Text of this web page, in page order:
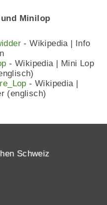
Minilop
- Wikipedia | Info
- Wikipedia | Mini Lop
- Wikipedia |
(englisch)
Schweiz